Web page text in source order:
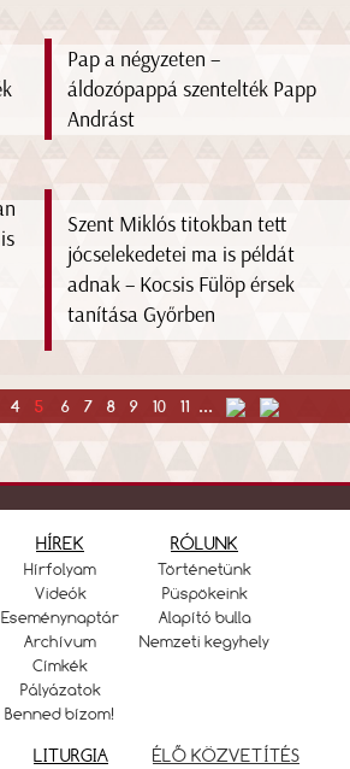
Pap a négyzeten –
áldozópappá szentelték Papp
Andrást
Szent Miklós titokban tett
jócselekedetei ma is példát
adnak – Kocsis Fülöp érsek
tanítása Győrben
4 5 6 7 8 9 10 11 ...
HÍREK
Hírfolyam
Videók
Eseménynaptár
Archívum
Címkék
Pályázatok
Benned bízom!
RÓLUNK
Történetünk
Püspökeink
Alapító bulla
Nemzeti kegyhely
LITURGIA ÉLŐ KÖZVETÍTÉS